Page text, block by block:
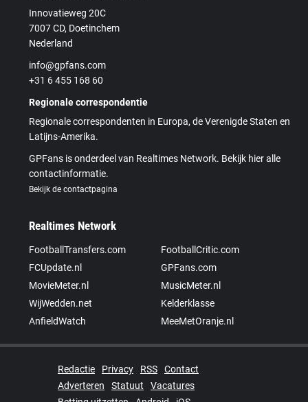
Innovatieweg 20C
7007 CD, Doetinchem
Nederland
info@gpfans.com
+31 6 455 168 60
Regionale correspondentie
Regionale correspondenten in Europa, de Verenigde Staten en
Latijns-Amerika.
GPFans is onderdeel van Realtimes Network. Bekijk hier alle
contactinformatie.
Bekijk de contactpagina
Realtimes Network
FootballTransfers.com
FootballCritic.com
FCUpdate.nl
GPFans.com
MovieMeter.nl
MusicMeter.nl
WijWedden.net
Kelderklasse
AnfieldWatch
MeeMetOranje.nl
Redactie Privacy RSS
Contact
Adverteren
Statuut
Vacatures